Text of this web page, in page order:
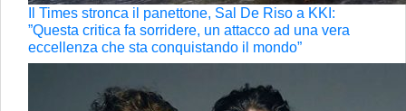
Il Times stronca il panettone, Sal De Riso a KKI:
”Questa critica fa sorridere, un attacco ad una vera
eccellenza che sta conquistando il mondo”